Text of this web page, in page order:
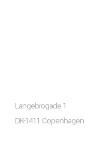
Langebrogade 1
DK-1411 Copenhagen